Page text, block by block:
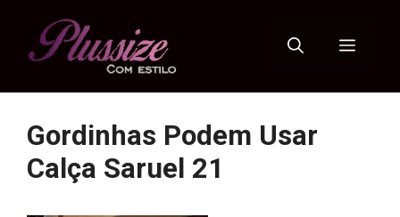
Menu
Gordinhas Podem Usar
Calça Saruel 21